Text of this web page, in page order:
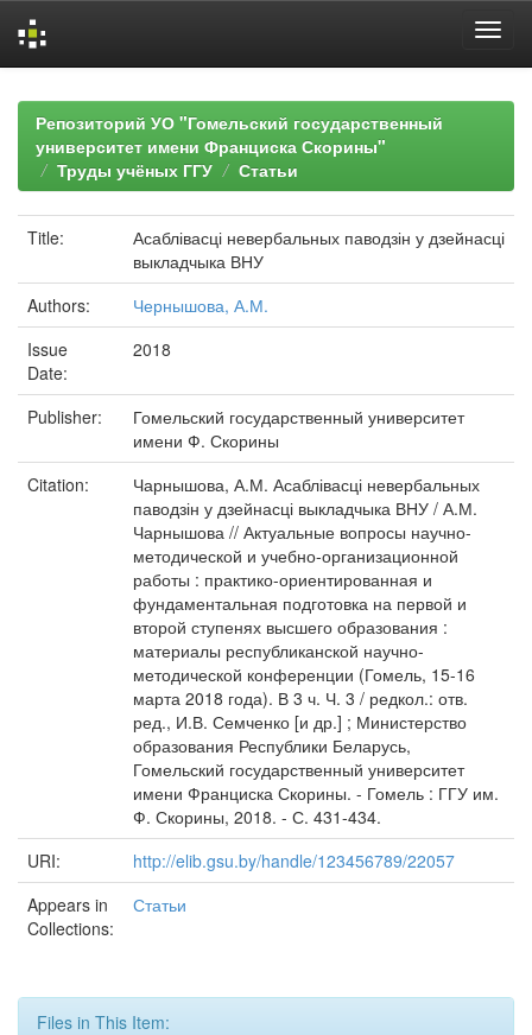
navigationРепозиторий УО "Гомельский государственный
университет имени Франциска Скорины"
Труды учёных ГГУ
Статьи
Title:
Асаблівасці невербальных паводзін у дзейнасці
выкладчыка ВНУ
Authors:
Чернышова, А.М.
Issue
Date:
2018
Publisher:
Гомельский государственный университет
имени Ф. Скорины
Citation:
Чарнышова, А.М. Асаблівасці невербальных
паводзін у дзейнасці выкладчыка ВНУ / А.М.
Чарнышова // Актуальные вопросы научно-
методической и учебно-организационной
работы : практико-ориентированная и
фундаментальная подготовка на первой и
второй ступенях высшего образования :
материалы республиканской научно-
методической конференции (Гомель, 15-16
марта 2018 года). В 3 ч. Ч. 3 / редкол.: отв.
ред., И.В. Семченко [и др.] ; Министерство
образования Республики Беларусь,
Гомельский государственный университет
имени Франциска Скорины. - Гомель : ГГУ им.
Ф. Скорины, 2018. - С. 431-434.
URI:
http://elib.gsu.by/handle/123456789/22057
Appears in
Collections:
Статьи
Files in This Item: